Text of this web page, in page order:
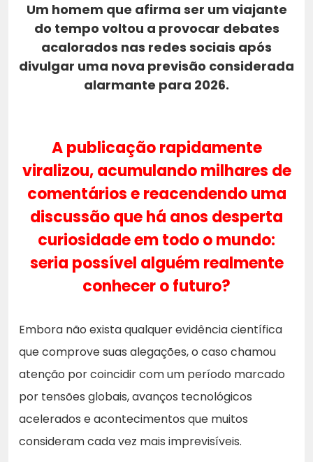
Um homem que afirma ser um viajante
do tempo voltou a provocar debates
acalorados nas redes sociais após
divulgar uma nova previsão considerada
alarmante para 2026.
A publicação rapidamente
viralizou, acumulando milhares de
comentários e reacendendo uma
discussão que há anos desperta
curiosidade em todo o mundo:
seria possível alguém realmente
conhecer o futuro?
Embora não exista qualquer evidência científica
que comprove suas alegações, o caso chamou
atenção por coincidir com um período marcado
por tensões globais, avanços tecnológicos
acelerados e acontecimentos que muitos
consideram cada vez mais imprevisíveis.